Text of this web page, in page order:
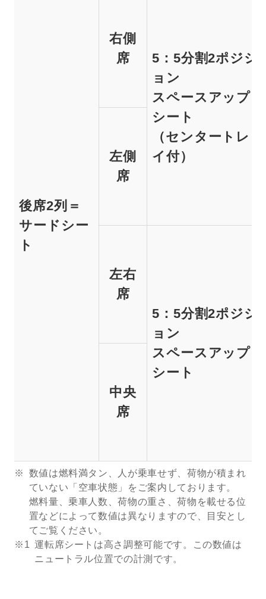
後席2列＝
サードシー
ト
右側
席
5：5分割2ポジシ
ョン
スペースアップ
シート
（センタートレ
イ付）
左側
席
左右
席
5：5分割2ポジシ
ョン
スペースアップ
シート
中央
席
数値は燃料満タン、人が乗車せず、荷物が積まれ
ていない「空車状態」をご案内しております。
燃料量、乗車人数、荷物の重さ、荷物を載せる位
置などによって数値は異なりますので、目安とし
てご覧ください。
※1 運転席シートは高さ調整可能です。この数値は
ニュートラル位置での計測です。